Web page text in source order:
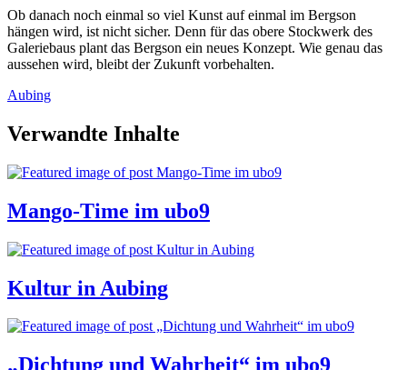
Ob danach noch einmal so viel Kunst auf einmal im Bergson
hängen wird, ist nicht sicher. Denn für das obere Stockwerk des
Galeriebaus plant das Bergson ein neues Konzept. Wie genau das
aussehen wird, bleibt der Zukunft vorbehalten.
Aubing
Verwandte Inhalte
Mango-Time im ubo9
Kultur in Aubing
„Dichtung und Wahrheit“ im ubo9